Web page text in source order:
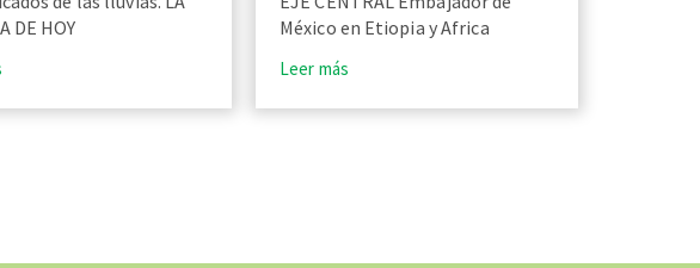
DE HOY
México en Etiopia y Africa
Leer más